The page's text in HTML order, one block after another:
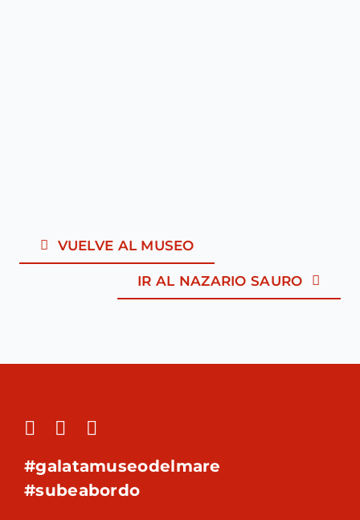
VUELVE AL MUSEO
IR AL NAZARIO SAURO
#galatamuseodelmare
#subeabordo